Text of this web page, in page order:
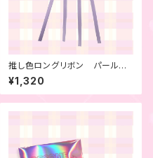
推し色ロングリボン パールパ
ープル 2本セット
¥1,320